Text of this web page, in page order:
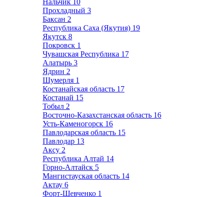
Нальчик 10
Прохладный 3
Баксан 2
Республика Саха (Якутия) 19
Якутск 8
Покровск 1
Чувашская Республика 17
Алатырь 3
Ядрин 2
Шумерля 1
Костанайская область 17
Костанай 15
Тобыл 2
Восточно-Казахстанская область 16
Усть-Каменогорск 16
Павлодарская область 15
Павлодар 13
Аксу 2
Республика Алтай 14
Горно-Алтайск 5
Мангистауская область 14
Актау 6
Форт-Шевченко 1